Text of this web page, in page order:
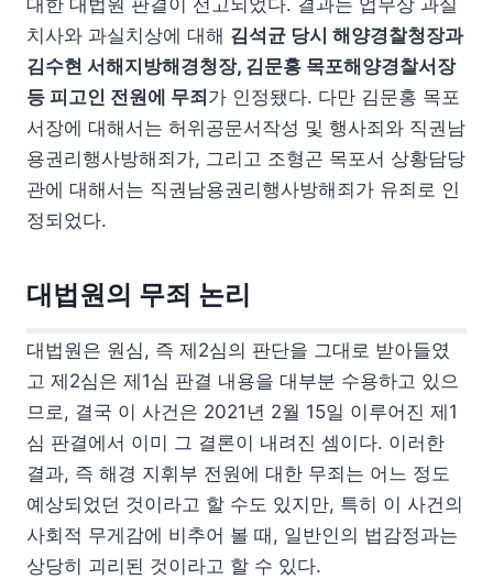
대한 대법원 판결이 선고되었다. 결과는 업무상 과실
치사와 과실치상에 대해 김석균 당시 해양경찰청장과
김수현 서해지방해경청장, 김문홍 목포해양경찰서장
등 피고인 전원에 무죄 가 인정됐다. 다만 김문홍 목포
서장에 대해서는 허위공문서작성 및 행사죄와 직권남
용권리행사방해죄가, 그리고 조형곤 목포서 상황담당
관에 대해서는 직권남용권리행사방해죄가 유죄로 인
정되었다.
대법원의 무죄 논리
대법원은 원심, 즉 제2심의 판단을 그대로 받아들였
고 제2심은 제1심 판결 내용을 대부분 수용하고 있으
므로, 결국 이 사건은 2021년 2월 15일 이루어진 제1
심 판결에서 이미 그 결론이 내려진 셈이다. 이러한
결과, 즉 해경 지휘부 전원에 대한 무죄는 어느 정도
예상되었던 것이라고 할 수도 있지만, 특히 이 사건의
사회적 무게감에 비추어 볼 때, 일반인의 법감정과는
상당히 괴리된 것이라고 할 수 있다.